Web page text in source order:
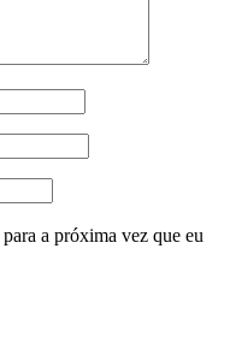
a próxima vez que eu